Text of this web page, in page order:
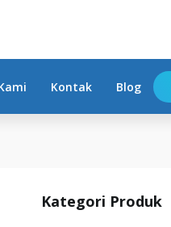
Kontak Blog
Kategori Produk